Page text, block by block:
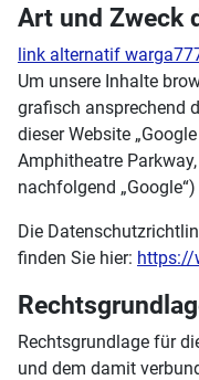
Art und Zweck
link alternatif
Um unsere Inhalte
grafisch ansprechend
dieser Website
Amphitheatre
nachfolgend
Die
finden Sie hier: https://
Rechtsgrundlage für
und dem damit